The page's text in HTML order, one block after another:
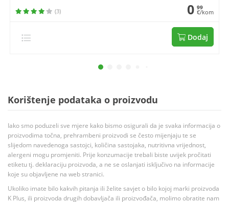
(3) 0 99
€/kom
Dodaj
Korištenje podataka o proizvodu
Iako smo poduzeli sve mjere kako bismo osigurali da je svaka informacija o
proizvodima točna, prehrambeni proizvodi se često mijenjaju te se
slijedom navedenoga sastojci, količina sastojaka, nutritivna vrijednost,
alergeni mogu promjeniti. Prije konzumacije trebali biste uvijek pročitati
etiketu tj. deklaraciju proizvoda, a ne se oslanjati isključivo na informacije
koje su objavljene na web stranici.
Ukoliko imate bilo kakvih pitanja ili želite savjet o bilo kojoj marki proizvoda
K Plus, ili proizvoda drugih dobavljača ili proizvođača, molimo obratite nam